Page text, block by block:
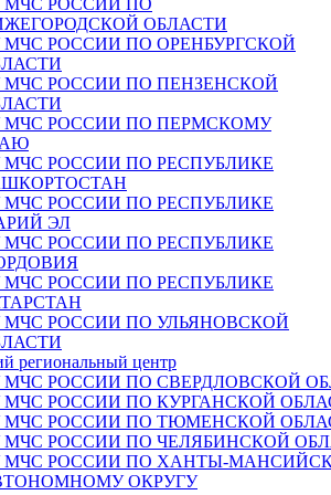
МЧС РОССИИ ПО
ОБЛАСТИ
МЧС РОССИИ ПО ОРЕНБУРГСКОЙ
МЧС РОССИИ ПО ПЕНЗЕНСКОЙ
МЧС РОССИИ ПО ПЕРМСКОМУ
МЧС РОССИИ ПО РЕСПУБЛИКЕ
МЧС РОССИИ ПО РЕСПУБЛИКЕ
ЭЛ
МЧС РОССИИ ПО РЕСПУБЛИКЕ
МЧС РОССИИ ПО РЕСПУБЛИКЕ
МЧС РОССИИ ПО УЛЬЯНОВСКОЙ
региональный центр
МЧС РОССИИ ПО СВЕРДЛОВСКОЙ
МЧС РОССИИ ПО КУРГАНСКОЙ
МЧС РОССИИ ПО ТЮМЕНСКОЙ
МЧС РОССИИ ПО ЧЕЛЯБИНСКОЙ
МЧС РОССИИ ПО ХАНТЫ-
ОКРУГУ